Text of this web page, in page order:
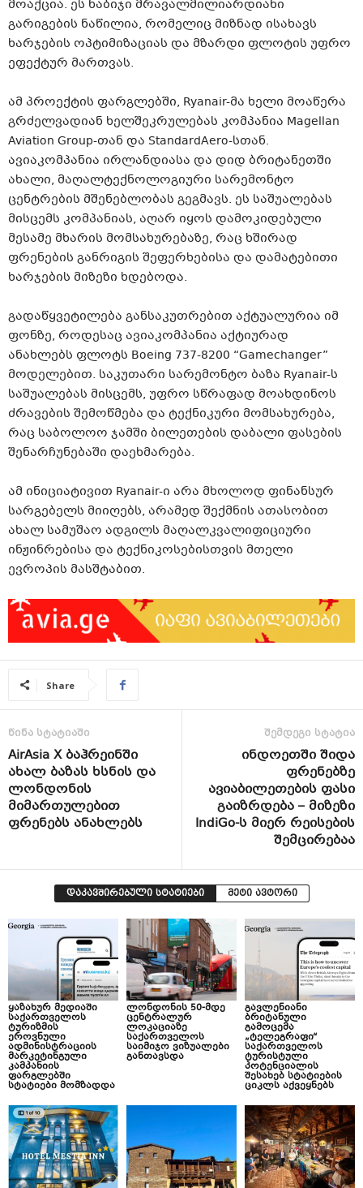
მოაქცია. ეს ნაბიჯი მრავალმილიარდიანი
გარიგების ნაწილია, რომელიც მიზნად ისახავს
ხარჯების ოპტიმიზაციას და მზარდი ფლოტის უფრო
ეფექტურ მართვას.
ამ პროექტის ფარგლებში, Ryanair-მა ხელი მოაწერა
გრძელვადიან ხელშეკრულებას კომპანია Magellan
Aviation Group-თან და StandardAero-სთან.
ავიაკომპანია ირლანდიასა და დიდ ბრიტანეთში
ახალი, მაღალტექნოლოგიური სარემონტო
ცენტრების მშენებლობას გეგმავს. ეს საშუალებას
მისცემს კომპანიას, აღარ იყოს დამოკიდებული
მესამე მხარის მომსახურებაზე, რაც ხშირად
ფრენების განრიგის შეფერხებისა და დამატებითი
ხარჯების მიზეზი ხდებოდა.
გადაწყვეტილება განსაკუთრებით აქტუალურია იმ
ფონზე, როდესაც ავიაკომპანია აქტიურად
ანახლებს ფლოტს Boeing 737-8200 “Gamechanger”
მოდელებით. საკუთარი სარემონტო ბაზა Ryanair-ს
საშუალებას მისცემს, უფრო სწრაფად მოახდინოს
ძრავების შემოწმება და ტექნიკური მომსახურება,
რაც საბოლოო ჯამში ბილეთების დაბალი ფასების
შენარჩუნებაში დაეხმარება.
ამ ინიციატივით Ryanair-ი არა მხოლოდ ფინანსურ
სარგებელს მიიღებს, არამედ შექმნის ათასობით
ახალ სამუშაო ადგილს მაღალკვალიფიციური
ინჟინრებისა და ტექნიკოსებისთვის მთელი
ევროპის მასშტაბით.
Share
წინა სტატიაში
AirAsia X ბაჰრეინში
ახალ ბაზას ხსნის და
ლონდონის
მიმართულებით
ფრენებს ანახლებს
შემდეგი სტატია
ინდოეთში შიდა
ფრენებზე
ავიაბილეთების ფასი
გაიზრდება – მიზეზი
IndiGo-ს მიერ რეისების
შემცირებაა
დაკავშირებული სტატიები მეტი ავტორი
ყაზახურ მედიაში
საქართველოს
ტურიზმის
ეროვნული
ადმინისტრაციის
მარკეტინგული
კამპანიის
ფარგლებში
სტატიები მომზადდა
ლონდონის 50-მდე
ცენტრალურ
ლოკაციაზე
საქართველოს
საიმიჯო ვიზუალები
განთავსდა
გავლენიანი
ბრიტანული
გამოცემა
„ტელეგრაფი“
საქართველოს
ტურისტული
პოტენციალის
შესახებ სტატიების
ციკლს აქვეყნებს